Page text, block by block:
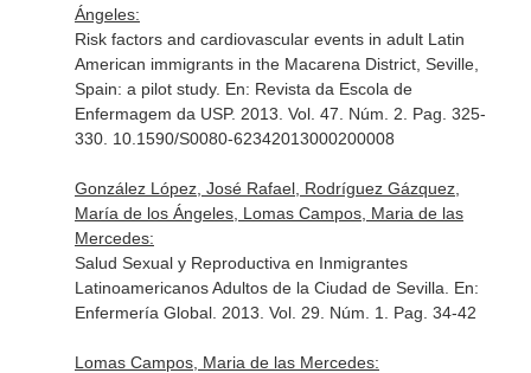
Ángeles:
Risk factors and cardiovascular events in adult Latin
American immigrants in the Macarena District, Seville,
Spain: a pilot study. En: Revista da Escola de
Enfermagem da USP. 2013. Vol. 47. Núm. 2. Pag. 325-
330. 10.1590/S0080-62342013000200008
González López, José Rafael, Rodríguez Gázquez,
María de los Ángeles, Lomas Campos, Maria de las
Mercedes:
Salud Sexual y Reproductiva en Inmigrantes
Latinoamericanos Adultos de la Ciudad de Sevilla. En:
Enfermería Global. 2013. Vol. 29. Núm. 1. Pag. 34-42
Lomas Campos, Maria de las Mercedes: